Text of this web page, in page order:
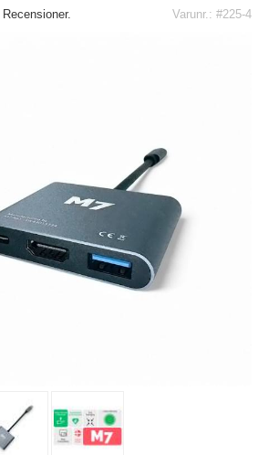
Recensioner. Varunr.: #225-4